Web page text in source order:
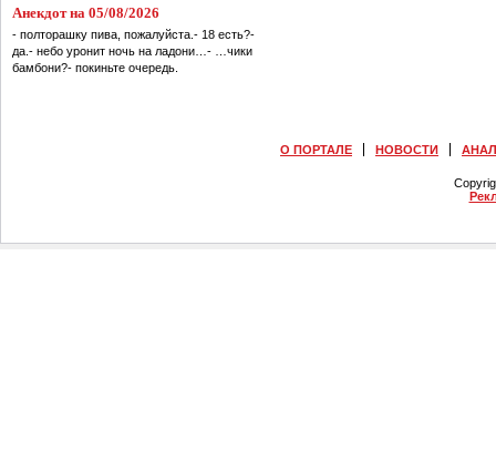
Анекдот на 05/08/2026
- полторашку пива, пожалуйста.- 18 есть?-
да.- небо уронит ночь на ладони…- …чики
бамбони?- покиньте очередь.
О ПОРТАЛЕ НОВОСТИ